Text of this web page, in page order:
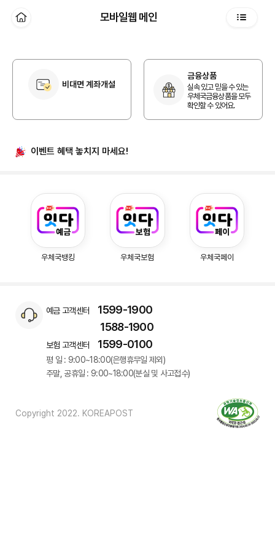
모바일웹 메인
비대면 계좌개설
금융상품
실속 있고 믿을 수 있는
우체국금융상품을 모두
확인할 수 있어요.
이벤트 혜택 놓치지 마세요!
우체국뱅킹 우체국보험 우체국페이
예금 고객센터
1599-1900
1588-1900
보험 고객센터 1599-0100
평 일 : 9:00~18:00(은행휴무일 제외)
주말, 공휴일 : 9:00~18:00(분실 및 사고접수)
Copyright 2022. KOREAPOST